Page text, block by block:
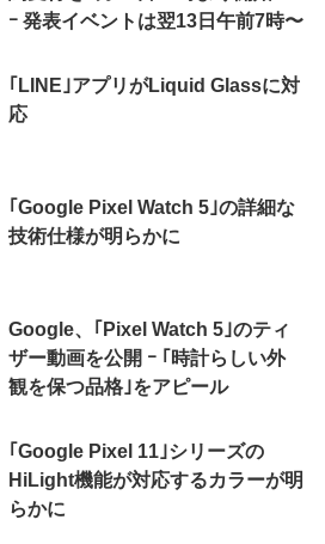
ｰ 発表イベントは翌13日午前7時〜
｢LINE｣アプリがLiquid Glassに対
応
｢Google Pixel Watch 5｣の詳細な
技術仕様が明らかに
Google、｢Pixel Watch 5｣のティ
ザー動画を公開 ｰ ｢時計らしい外
観を保つ品格｣をアピール
｢Google Pixel 11｣シリーズの
HiLight機能が対応するカラーが明
らかに